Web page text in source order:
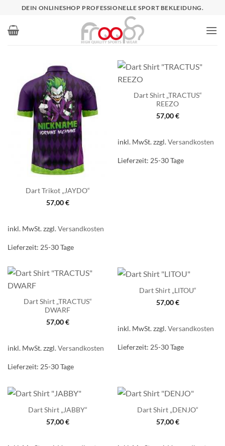
springen
DEIN ONLINESHOP PROFESSIONELLE SPORT BEKLEIDUNG.
Dart Trikot „JAYDO“
57,00€
inkl. MwSt.zzgl.Versandkosten
Lieferzeit: 25-30 Tage
Dart Shirt „TRACTUS“
REEZO
57,00€
inkl. MwSt.zzgl.Versandkosten
Lieferzeit: 25-30 Tage
Dart Shirt „TRACTUS“
DWARF
57,00€
inkl. MwSt.zzgl.Versandkosten
Lieferzeit: 25-30 Tage
Dart Shirt „LITOU“
57,00€
inkl. MwSt.zzgl.Versandkosten
Lieferzeit: 25-30 Tage
Dart Shirt „JABBY“
57,00€
Dart Shirt „DENJO“
57,00€